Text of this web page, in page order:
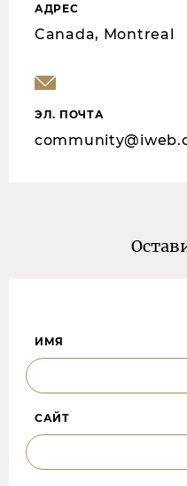
АДРЕС
Canada, Montreal
ЭЛ. ПОЧТА
ИМЯ
САЙТ